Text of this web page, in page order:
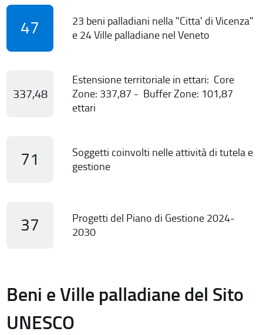
47
23 beni palladiani nella "Citta' di Vicenza"
e 24 Ville palladiane nel Veneto
337,48
Estensione territoriale in ettari: Core
Zone: 337,87 - Buffer Zone: 101,87
ettari
71
Soggetti coinvolti nelle attività di tutela e
gestione
37
Progetti del Piano di Gestione 2024-
2030
Beni e Ville palladiane del Sito
UNESCO